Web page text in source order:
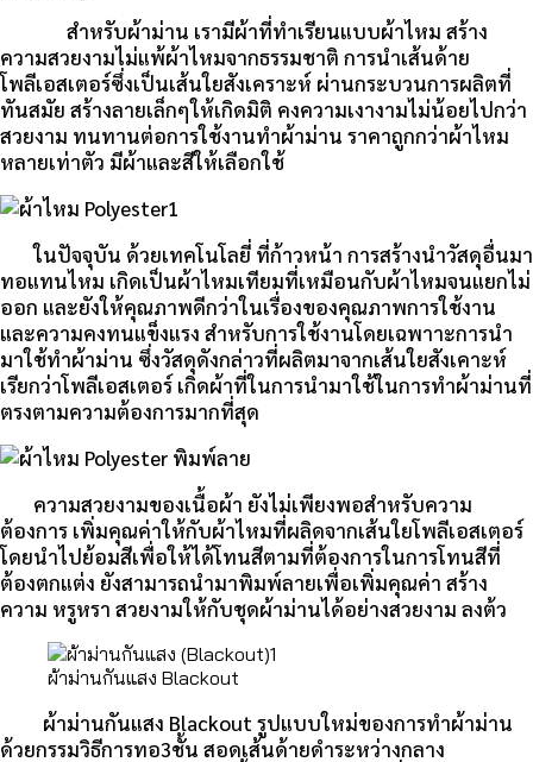
สำหรับผ้าม่าน เรามีผ้าที่ทำเรียนแบบผ้าไหม สร้าง
ความสวยงามไม่แพ้ผ้าไหมจากธรรมชาติ การนำเส้นด้าย
โพลีเอสเตอร์ซึ่งเป็นเส้นใยสังเคราะห์ ผ่านกระบวนการผลิตที่
ทันสมัย สร้างลายเล็กๆให้เกิดมิติ คงความเงางามไม่น้อยไปกว่า
สวยงาม ทนทานต่อการใช้งานทำผ้าม่าน ราคาถูกกว่าผ้าไหม
หลายเท่าตัว มีผ้าและสีให้เลือกใช้
ในปัจจุบัน ด้วยเทคโนโลยี่ ที่ก้าวหน้า การสร้างนำวัสดุอื่นมา
ทอแทนไหม เกิดเป็นผ้าไหมเทียมที่เหมือนกับผ้าไหมจนแยกไม่
ออก และยังให้คุณภาพดีกว่าในเรื่องของคุณภาพการใช้งาน
และความคงทนแข็งแรง สำหรับการใช้งานโดยเฉพาาะการนำ
มาใช้ทำผ้าม่าน ซึ่งวัสดุดังกล่าวที่ผลิตมาจากเส้นใยสังเคาะห์
เรียกว่าโพลีเอสเตอร์ เกิดผ้าที่ในการนำมาใช้ในการทำผ้าม่านที่
ตรงตามความต้องการมากที่สุด
ความสวยงามของเนื้อผ้า ยังไม่เพียงพอสำหรับความ
ต้องการ เพิ่มคุณค่าให้กับผ้าไหมที่ผลิดจากเส้นใยโพลีเอสเตอร์
โดยนำไปย้อมสีเพื่อให้ได้โทนสีตามที่ต้องการในการโทนสีที่
ต้องตกแต่ง ยังสามารถนำมาพิมพ์ลายเพื่อเพิ่มคุณค่า สร้าง
ความ หรูหรา สวยงามให้กับชุดผ้าม่านได้อย่างสวยงาม ลงต้ว
ผ้าม่านกันแสง Blackout
ผ้าม่านกันแสง Blackout รูปแบบใหม่ของการทำผ้าม่าน
ด้วยกรรมวิธีการทอ3ชั้น สอดเส้นด้ายดำระหว่างกลาง